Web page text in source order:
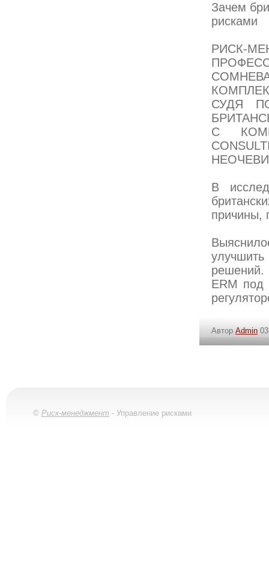
Зачем
рисками
РИСК-
СУДЯ
С
В
причины,
ERM под
Автор Admin
© Риск-менеджмент - Управление рисками